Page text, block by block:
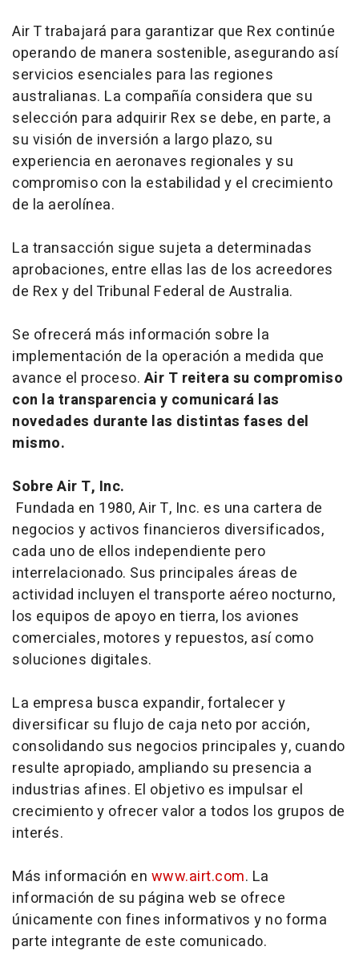
Air T trabajará para garantizar que Rex continúe
operando de manera sostenible, asegurando así
servicios esenciales para las regiones
australianas. La compañía considera que su
selección para adquirir Rex se debe, en parte, a
su visión de inversión a largo plazo, su
experiencia en aeronaves regionales y su
compromiso con la estabilidad y el crecimiento
de la aerolínea.
La transacción sigue sujeta a determinadas
aprobaciones, entre ellas las de los acreedores
de Rex y del Tribunal Federal de Australia.
Se ofrecerá más información sobre la
implementación de la operación a medida que
avance el proceso. Air T reitera su compromiso
con la transparencia y comunicará las
novedades durante las distintas fases del
mismo.
Sobre Air T, Inc.
Fundada en 1980, Air T, Inc. es una cartera de
negocios y activos financieros diversificados,
cada uno de ellos independiente pero
interrelacionado. Sus principales áreas de
actividad incluyen el transporte aéreo nocturno,
los equipos de apoyo en tierra, los aviones
comerciales, motores y repuestos, así como
soluciones digitales.
La empresa busca expandir, fortalecer y
diversificar su flujo de caja neto por acción,
consolidando sus negocios principales y, cuando
resulte apropiado, ampliando su presencia a
industrias afines. El objetivo es impulsar el
crecimiento y ofrecer valor a todos los grupos de
interés.
Más información en www.airt.com. La
información de su página web se ofrece
únicamente con fines informativos y no forma
parte integrante de este comunicado.